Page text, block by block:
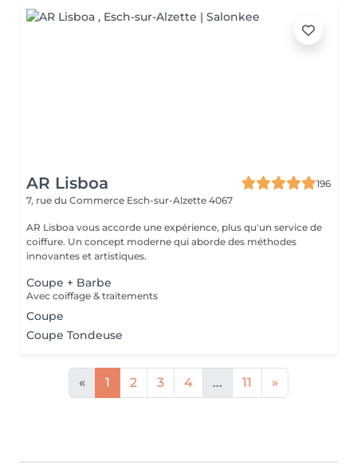
AR Lisboa
196
7, rue du Commerce Esch-sur-Alzette 4067
AR Lisboa vous accorde une expérience, plus qu'un service de
coiffure. Un concept moderne qui aborde des méthodes
innovantes et artistiques.
Coupe + Barbe
Avec coiffage & traitements
Coupe
Coupe Tondeuse
« 1 2 3 4 ... 11 »